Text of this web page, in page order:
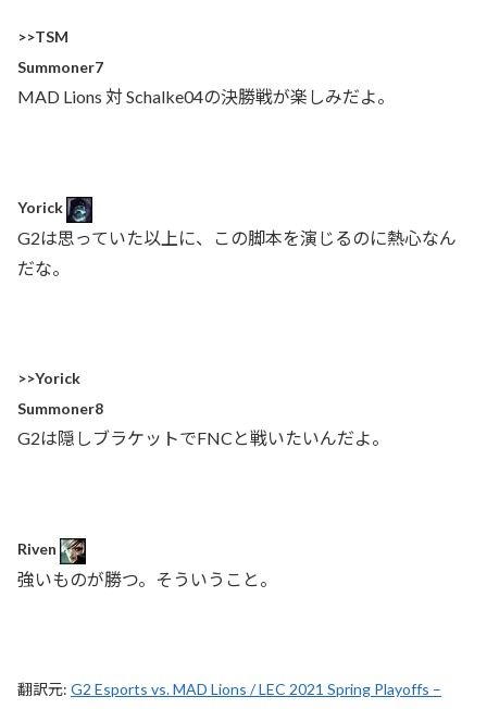
>>TSM
Summoner7
MAD Lions 対 Schalke04の決勝戦が楽しみだよ。
Yorick
G2は思っていた以上に、この脚本を演じるのに熱心なん
だな。
>>Yorick
Summoner8
G2は隠しブラケットでFNCと戦いたいんだよ。
Riven
強いものが勝つ。そういうこと。
翻訳元: G2 Esports vs. MAD Lions / LEC 2021 Spring Playoffs –